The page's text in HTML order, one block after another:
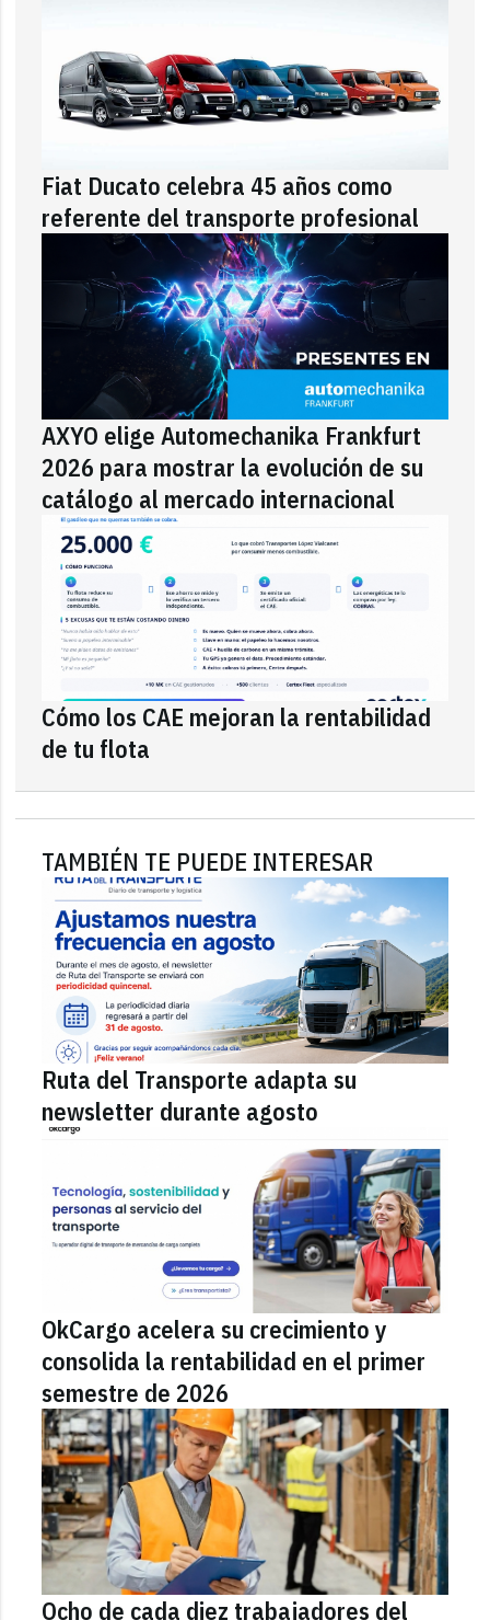
Fiat Ducato celebra 45 años como
referente del transporte profesional
AXYO elige Automechanika Frankfurt
2026 para mostrar la evolución de su
catálogo al mercado internacional
Cómo los CAE mejoran la rentabilidad
de tu flota
TAMBIÉN TE PUEDE INTERESAR
Ruta del Transporte adapta su
newsletter durante agosto
OkCargo acelera su crecimiento y
consolida la rentabilidad en el primer
semestre de 2026
Ocho de cada diez trabajadores del